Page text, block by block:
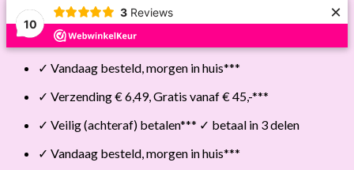
10
3 Reviews ×
Skip
✓ Vandaag besteld, morgen in huis***
✓ Verzending € 6,49, Gratis vanaf € 45,-***
✓ Veilig (achteraf) betalen*** ✓ betaal in 3 delen
✓ Vandaag besteld, morgen in huis***